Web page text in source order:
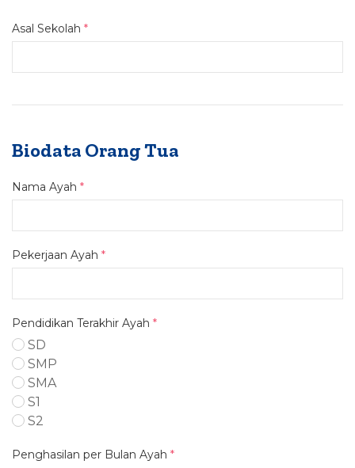
Asal Sekolah *
Biodata Orang Tua
Nama Ayah *
Pekerjaan Ayah *
Pendidikan Terakhir Ayah *
SD
SMP
SMA
S1
S2
Penghasilan per Bulan Ayah *